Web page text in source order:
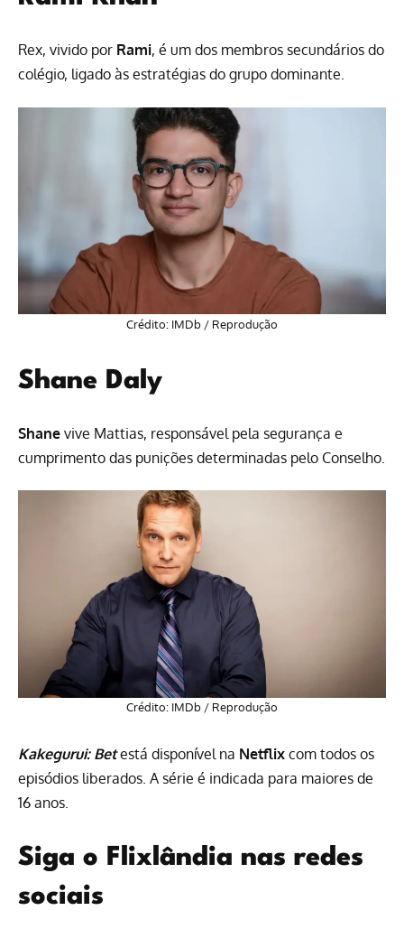
Rex, vivido por Rami, é um dos membros secundários do
colégio, ligado às estratégias do grupo dominante.
Crédito: IMDb / Reprodução
Shane Daly
Shane vive Mattias, responsável pela segurança e
cumprimento das punições determinadas pelo Conselho.
Crédito: IMDb / Reprodução
Kakegurui: Betestá disponível na Netflix com todos os
episódios liberados. A série é indicada para maiores de
16 anos.
Siga o Flixlândia nas redes
sociais